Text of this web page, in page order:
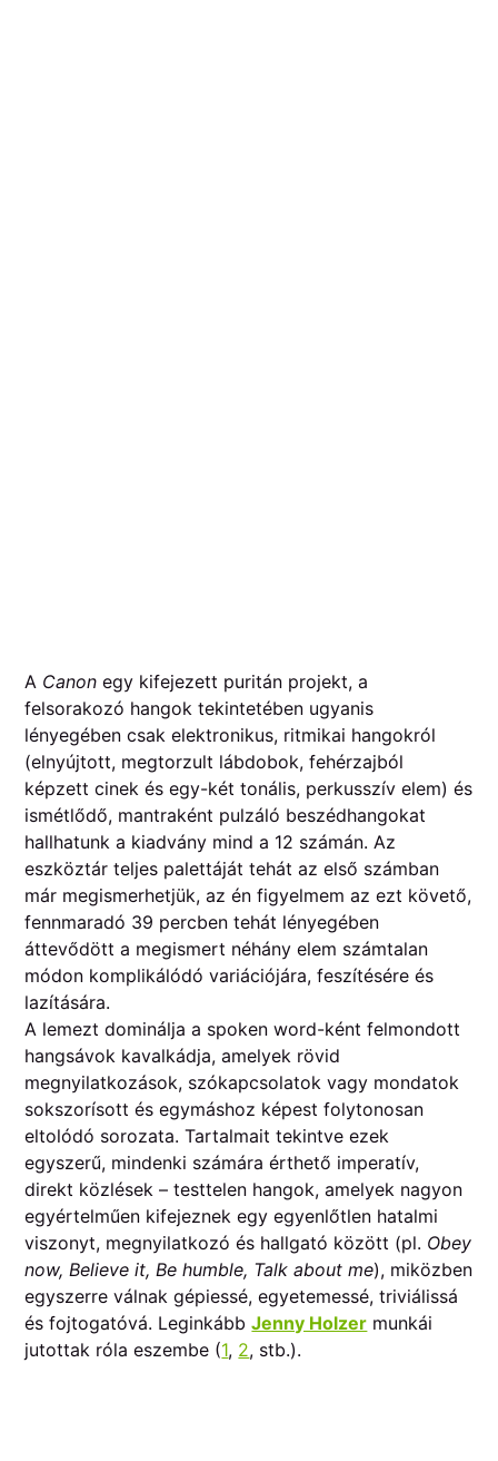
A Canon egy kifejezett puritán projekt, a
felsorakozó hangok tekintetében ugyanis
lényegében csak elektronikus, ritmikai hangokról
(elnyújtott, megtorzult lábdobok, fehérzajból
képzett cinek és egy-két tonális, perkusszív elem) és
ismétlődő, mantraként pulzáló beszédhangokat
hallhatunk a kiadvány mind a 12 számán. Az
eszköztár teljes palettáját tehát az első számban
már megismerhetjük, az én figyelmem az ezt követő,
fennmaradó 39 percben tehát lényegében
áttevődött a megismert néhány elem számtalan
módon komplikálódó variációjára, feszítésére és
lazítására.
A lemezt dominálja a spoken word-ként felmondott
hangsávok kavalkádja, amelyek rövid
megnyilatkozások, szókapcsolatok vagy mondatok
sokszorísott és egymáshoz képest folytonosan
eltolódó sorozata. Tartalmait tekintve ezek
egyszerű, mindenki számára érthető imperatív,
direkt közlések – testtelen hangok, amelyek nagyon
egyértelműen kifejeznek egy egyenlőtlen hatalmi
viszonyt, megnyilatkozó és hallgató között (pl. Obey
now, Believe it, Be humble, Talk about me), miközben
egyszerre válnak gépiessé, egyetemessé, triviálissá
és fojtogatóvá. LeginkábbJenny Holzer munkái
jutottak róla eszembe (1, 2, stb.).